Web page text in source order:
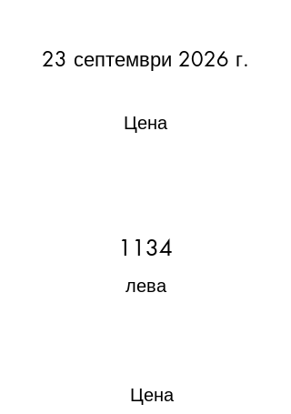
23 септември 2026 г.
Цена
1134
лева
Цена